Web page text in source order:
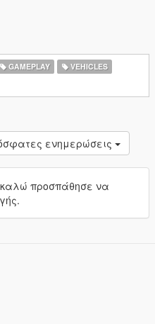
GAMEPLAY
VEHICLES
ενημερώσεις
προσπάθησε να